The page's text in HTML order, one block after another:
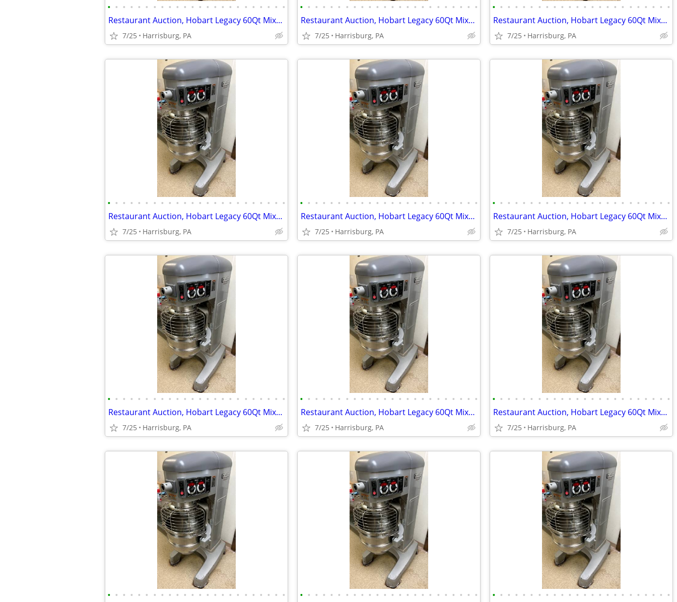
• • • • • • • • • • • • • • • • • • • • • • • •
Restaurant Auction, Hobart Legacy 60Qt Mixer, Norlake Walk-in Freezer
7/25 Harrisburg, PA
• • • • • • • • • • • • • • • • • • • • • • • •
Restaurant Auction, Hobart Legacy 60Qt Mixer, Norlake Walk-in Freezer
7/25 Harrisburg, PA
• • • • • • • • • • • • • • • • • • • • • • • •
Restaurant Auction, Hobart Legacy 60Qt Mixer, Norlake Walk-in Freezer
7/25 Harrisburg, PA
• • • • • • • • • • • • • • • • • • • • • • • •
Restaurant Auction, Hobart Legacy 60Qt Mixer, Norlake Walk-in Freezer
7/25 Harrisburg, PA
• • • • • • • • • • • • • • • • • • • • • • • •
Restaurant Auction, Hobart Legacy 60Qt Mixer, Norlake Walk-in Freezer
7/25 Harrisburg, PA
• • • • • • • • • • • • • • • • • • • • • • • •
Restaurant Auction, Hobart Legacy 60Qt Mixer, Norlake Walk-in Freezer
7/25 Harrisburg, PA
• • • • • • • • • • • • • • • • • • • • • • • •
Restaurant Auction, Hobart Legacy 60Qt Mixer, Norlake Walk-in Freezer
7/25 Harrisburg, PA
• • • • • • • • • • • • • • • • • • • • • • • •
Restaurant Auction, Hobart Legacy 60Qt Mixer, Norlake Walk-in Freezer
7/25 Harrisburg, PA
• • • • • • • • • • • • • • • • • • • • • • • •
Restaurant Auction, Hobart Legacy 60Qt Mixer, Norlake Walk-in Freezer
7/25 Harrisburg, PA
• • • • • • • • • • • • • • • • • • • • • • • • • • • • • • • • • • • • • • • • • • • • • • • • • • • • • • • • • • • • • • • • • • • • • • • •